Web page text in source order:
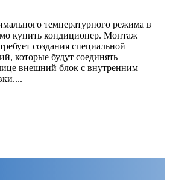
температурного режима в
купить кондиционер. Монтаж
создания специальной
которые будут соединять
внешний блок с внутренним